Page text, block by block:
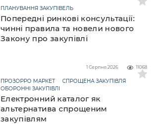
Попередні ринкові консультації:
чинні правила та новели нового
Закону про закупівлі
ПЛАНУВАННЯ ЗАКУПІВЕЛЬ
11068
1 Серпня 2026
Електронний каталог як
альтернатива спрощеним
закупівлям
ПРОЗОРРО МАРКЕТ
СПРОЩЕНА ЗАКУПІВЛЯ
ОБОРОННІ ЗАКУПІВЛІ